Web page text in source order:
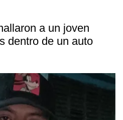
a un joven
dentro de un auto